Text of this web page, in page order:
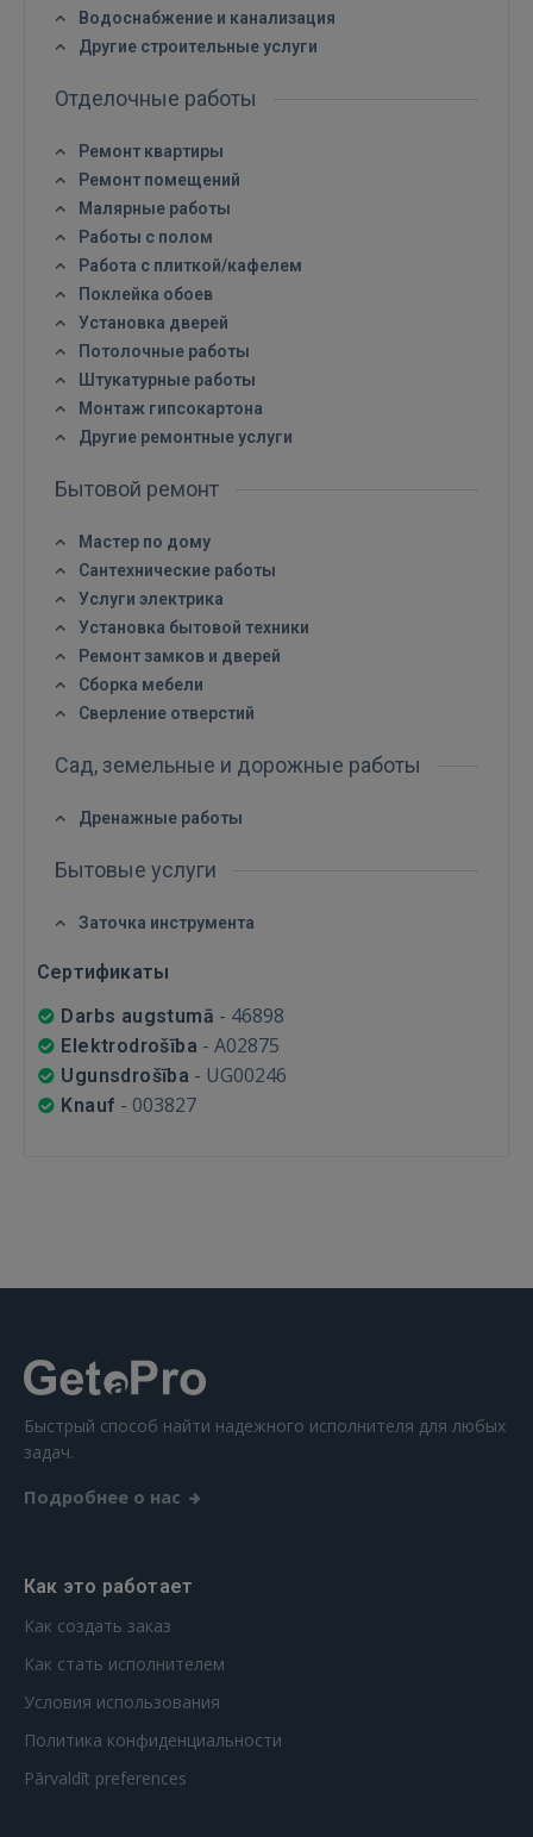
Войти
ВОЙТИ
Забыли пароль?
 Sign in with Apple
Ещё не зарегистрированы?
РЕГИСТРАЦИЯ
Водоснабжение и канализация
Другие строительные услуги
Отделочные работы
Ремонт квартиры
Ремонт помещений
Малярные работы
Работы с полом
Работа с плиткой/кафелем
Поклейка обоев
Установка дверей
Потолочные работы
Штукатурные работы
Монтаж гипсокартона
Другие ремонтные услуги
Бытовой ремонт
Мастер по дому
Сантехнические работы
Услуги электрика
Установка бытовой техники
Ремонт замков и дверей
Сборка мебели
Сверление отверстий
Сад, земельные и дорожные работы
Дренажные работы
Бытовые услуги
Заточка инструмента
Сертификаты
Darbs augstumā - 46898
Elektrodrošība - A02875
Ugunsdrošība - UG00246
Knauf - 003827
Быстрый способ найти надежного исполнителя для любых
задач.
Подробнее о нас
Как это работает
Как создать заказ
Как стать исполнителем
Условия использования
Политика конфиденциальности
Pārvaldīt preferences